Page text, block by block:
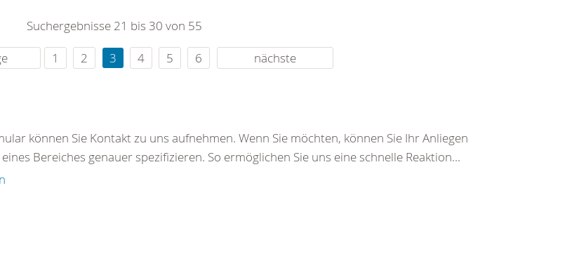
Suchergebnisse 21 bis 30 von 55
1 2 3 4 5 6 nächste
können Sie Kontakt zu uns aufnehmen. Wenn Sie möchten, können Sie Ihr Anliegen
Bereiches genauer spezifizieren. So ermöglichen Sie uns eine schnelle Reaktion...